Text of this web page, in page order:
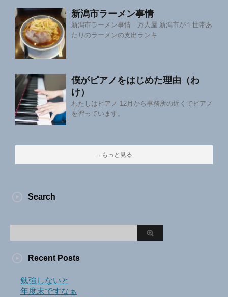
新潟市ラーメン事情
新潟市ラーメン事情 万人屋 新潟市が１世帯あ
たりのラーメンの支出ランキ
僕がピアノをはじめた理由（わ
け）
わたしはピアノ 12月から事務所の近くでピアノ
を習っています。
→もっと見る
Search
Recent Posts
勉強しないと
年度末ですなぁ